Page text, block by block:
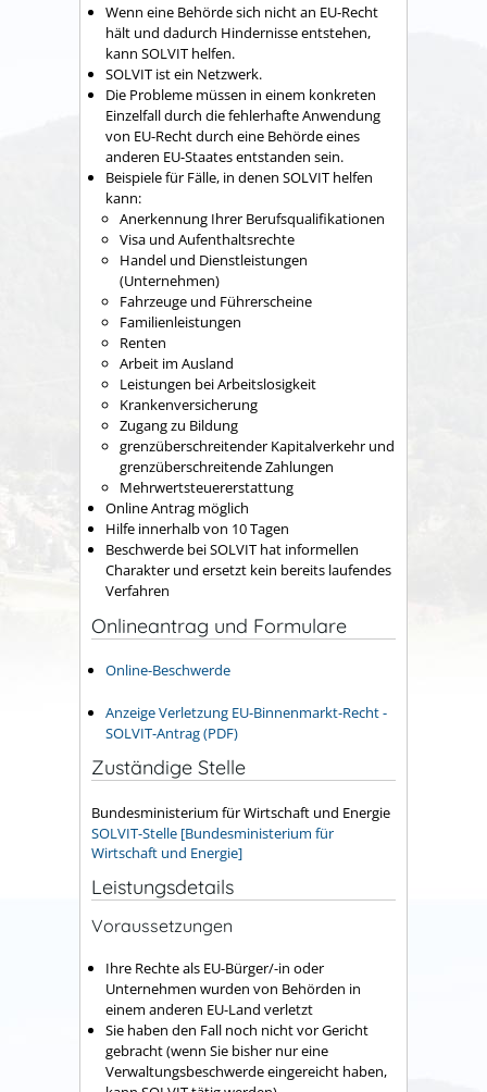
Wenn eine Behörde sich nicht an EU-Recht
hält und dadurch Hindernisse entstehen,
kann SOLVIT helfen.
SOLVIT ist ein Netzwerk.
Die Probleme müssen in einem konkreten
Einzelfall durch die fehlerhafte Anwendung
von EU-Recht durch eine Behörde eines
anderen EU-Staates entstanden sein.
Beispiele für Fälle, in denen SOLVIT helfen
kann:
Anerkennung Ihrer Berufsqualifikationen
Visa und Aufenthaltsrechte
Handel und Dienstleistungen
(Unternehmen)
Fahrzeuge und Führerscheine
Familienleistungen
Renten
Arbeit im Ausland
Leistungen bei Arbeitslosigkeit
Krankenversicherung
Zugang zu Bildung
grenzüberschreitender Kapitalverkehr und
grenzüberschreitende Zahlungen
Mehrwertsteuererstattung
Online Antrag möglich
Hilfe innerhalb von 10 Tagen
Beschwerde bei SOLVIT hat informellen
Charakter und ersetzt kein bereits laufendes
Verfahren
Onlineantrag und Formulare
Online-Beschwerde
Anzeige Verletzung EU-Binnenmarkt-Recht -
SOLVIT-Antrag (PDF)
Zuständige Stelle
Bundesministerium für Wirtschaft und Energie
SOLVIT-Stelle [Bundesministerium für
Wirtschaft und Energie]
Leistungsdetails
Voraussetzungen
Ihre Rechte als EU-Bürger/-in oder
Unternehmen wurden von Behörden in
einem anderen EU-Land verletzt
Sie haben den Fall noch nicht vor Gericht
gebracht (wenn Sie bisher nur eine
Verwaltungsbeschwerde eingereicht haben,